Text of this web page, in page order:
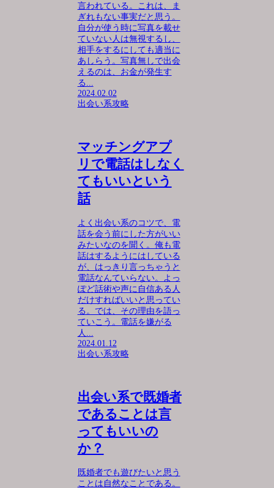
言われている。これは、ま
ぎれもない事実だと思う。
自分が使う時に写真を載せ
ていない人は無視するし、
相手をするにしても適当に
あしらう。写真無しで出会
えるのは、お金が発生す
る...
2024.02.02
出会い系攻略
マッチングアプ
リで電話はしなく
てもいいという
話
よく出会い系のコツで、電
話を会う前にした方がいい
みたいなのを聞く。俺も電
話はするようにはしている
が、はっきり言っちゃうと
電話なんていらない。よっ
ぽど話術や声に自信ある人
だけすればいいと思ってい
る。では、その理由を語っ
ていこう。電話を嫌がる
人...
2024.01.12
出会い系攻略
出会い系で既婚者
であることは言
ってもいいの
か？
既婚者でも遊びたいと思う
ことは自然なことである。